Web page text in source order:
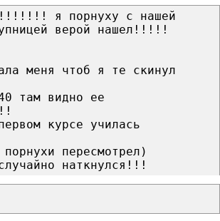
я порнуху с нашей
верой нашел!!!!!
меня чтоб я те скинул
там видно ее
курсе училась
пересмотрел)
наткнулся!!!